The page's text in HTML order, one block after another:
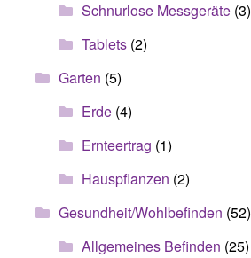
Schnurlose Messgeräte(3)
Tablets(2)
Garten (5)
Erde(4)
Ernteertrag (1)
Hauspflanzen (2)
Gesundheit/Wohlbefinden (52)
Allgemeines Befinden (25)